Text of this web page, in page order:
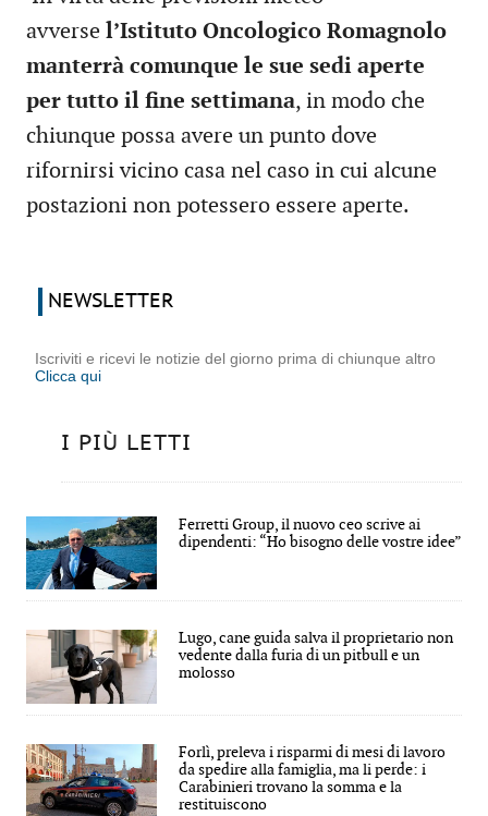
avverse l’Istituto Oncologico Romagnolo
manterrà comunque le sue sedi aperte
per tutto il fine settimana, in modo che
chiunque possa avere un punto dove
rifornirsi vicino casa nel caso in cui alcune
postazioni non potessero essere aperte.
NEWSLETTER
Iscriviti e ricevi le notizie del giorno prima di chiunque altro
Clicca qui
I PIÙ LETTI
Ferretti Group, il nuovo ceo scrive ai
dipendenti: “Ho bisogno delle vostre idee”
Lugo, cane guida salva il proprietario non
vedente dalla furia di un pitbull e un
molosso
Forlì, preleva i risparmi di mesi di lavoro
da spedire alla famiglia, ma li perde: i
Carabinieri trovano la somma e la
restituiscono